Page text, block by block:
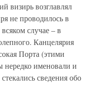
визирь возглавлял
не проводилось в
случае – в
Канцелярия
Порта (этими
нередко именовали и
сведения обо